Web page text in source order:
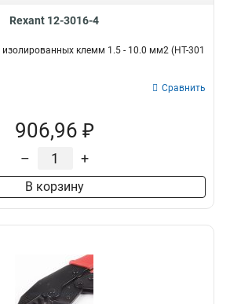
Rexant 12-3016-4
клемм 1.5 - 10.0 мм2 (HT-301
Сравнить
906,96 ₽
– +
В корзину